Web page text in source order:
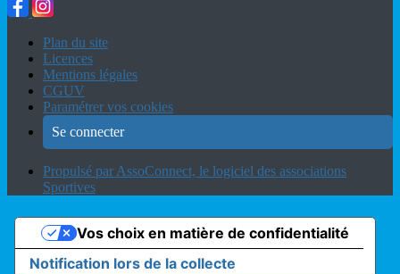
Plan du site
Licences
Mentions légales
CGUV
Paramétrer vos cookies
Se connecter
Propulsé par AssoConnect, le logiciel des associations
Sportives
Notification lors de la collecte
Vos choix en matière de confidentialité